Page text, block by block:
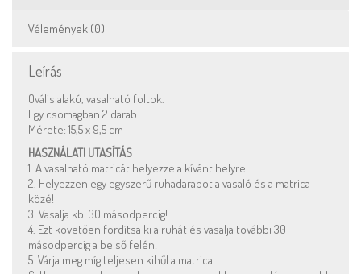
Vélemények (0)
Leírás
Ovális alakú, vasalható foltok.
Egy csomagban 2 darab.
Mérete: 15,5 x 9,5 cm
HASZNÁLATI UTASÍTÁS
1. A vasalható matricát helyezze a kívánt helyre!
2. Helyezzen egy egyszerű ruhadarabot a vasaló és a matrica
közé!
3. Vasalja kb. 30 másodpercig!
4. Ezt követően fordítsa ki a ruhát és vasalja további 30
másodpercig a belső felén!
5. Várja meg míg teljesen kihűl a matrica!